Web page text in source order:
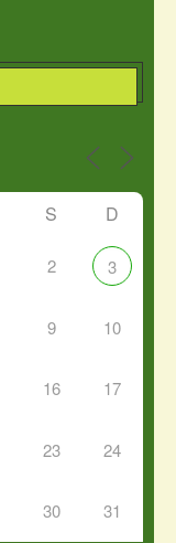
S D
2 3
9 10
16 17
23 24
30 31